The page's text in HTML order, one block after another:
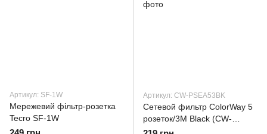
Артикул: SF-1W
Мережевий фільтр-розетка
Tecro SF-1W
Артикул: CW-PSEA53BK
Сетевой фильтр СolorWay 5
розеток/3M Black (CW-
PSEA53BK)